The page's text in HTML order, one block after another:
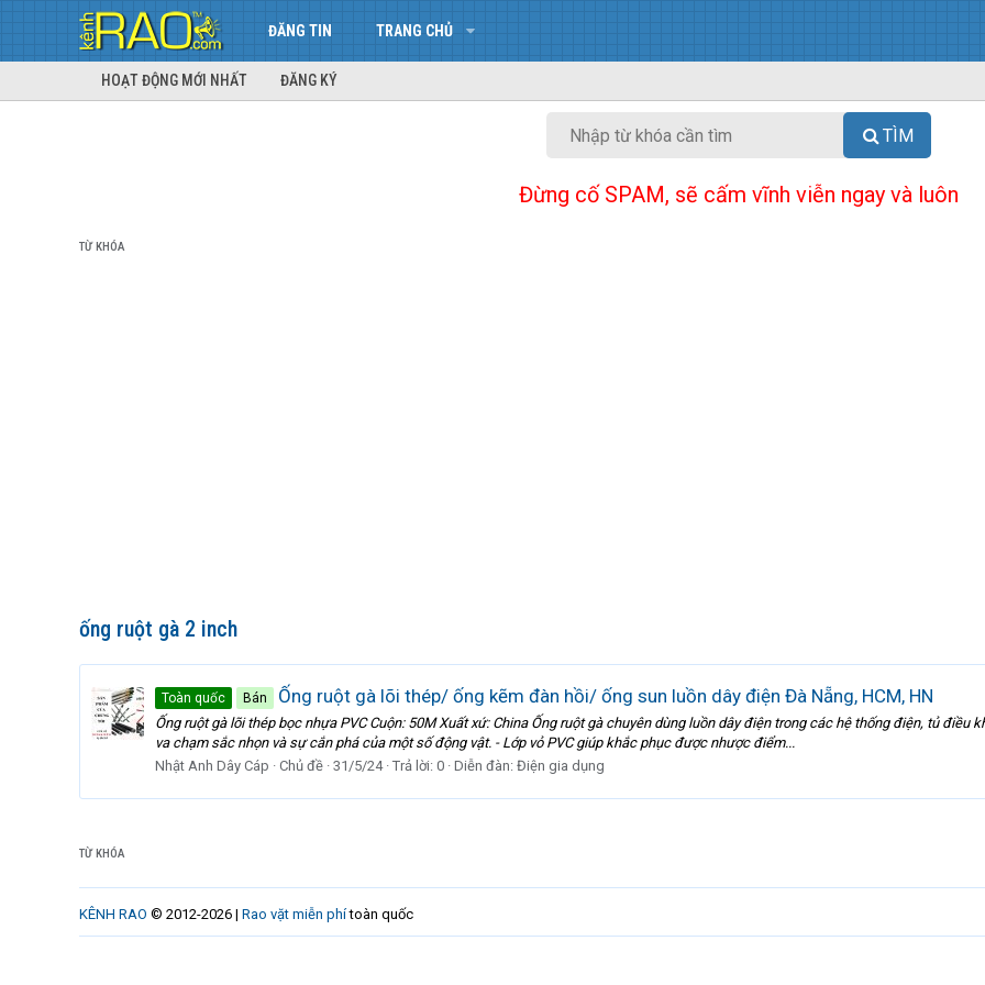
ĐĂNG TIN TRANG CHỦ
HOẠT ĐỘNG MỚI NHẤT ĐĂNG KÝ
TÌM
Đừng cố SPAM, sẽ cấm vĩnh viễn ngay và luôn
TỪ KHÓA
ống ruột gà 2 inch
Toàn quốc Bán Ống ruột gà lõi thép/ ống kẽm đàn hồi/ ống sun luồn dây điện Đà Nẵng, HCM, HN
Ống ruột gà lõi thép bọc nhựa PVC Cuộn: 50M Xuất xứ: China Ống ruột gà chuyên dùng luồn dây điện trong các hệ thống điện, tủ điều
va chạm sắc nhọn và sự cắn phá của một số động vật. - Lớp vỏ PVC giúp khắc phục được nhược điểm...
Nhật Anh Dây Cáp
Chủ đề 31/5/24 Trả lời: 0 Diễn đàn: Điện gia dụng
TỪ KHÓA
KÊNH RAO © 2012-2026 | Rao vặt miễn phítoàn quốc